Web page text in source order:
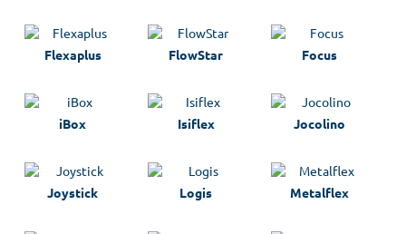
Flexaplus FlowStar Focus
iBox Isiflex Jocolino
Joystick Logis Metalflex